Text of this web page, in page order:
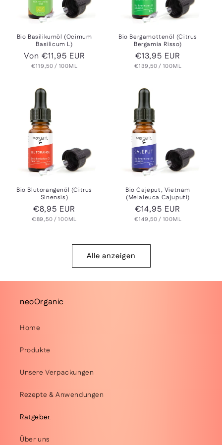
Bio Basilikumöl (Ocimum
Basilicum L)
Normaler
Preis
Von €11,95 EUR
GRUNDPREIS
€119,50 / PRO
100ML
Bio Bergamottenöl (Citrus
Bergamia Risso)
Normaler
Preis
€13,95 EUR
GRUNDPREIS
€139,50 / PRO
100ML
Bio Blutorangenöl (Citrus
Sinensis)
Normaler
Preis
€8,95 EUR
GRUNDPREIS
€89,50/PRO
100ML
Bio Cajeput, Vietnam
(Melaleuca Cajuputi)
Normaler
Preis
€14,95 EUR
GRUNDPREIS
€149,50 / PRO
100ML
Alle anzeigen
neoOrganic
Home
Produkte
Unsere Verpackungen
Rezepte & Anwendungen
Ratgeber
Über uns